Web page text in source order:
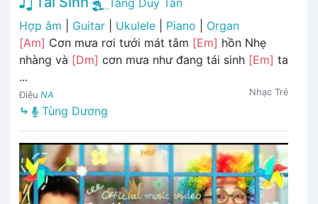
Tăng Duy Tân
Hợp âm
Guitar Ukulele Piano
Organ
[Am] Cơn mưa rơi tưới mát tâm [Em] hồn Nhẹ
nhàng và [Dm] cơn mưa như đang tái sinh [Em] ta
...
Điệu NA Nhạc Trẻ
⤷ Tùng Dương